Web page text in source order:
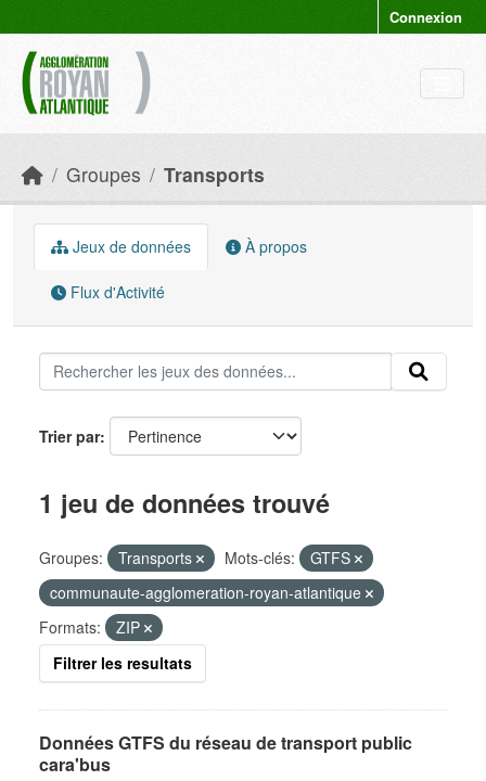
Connexion
Groupes Transports
Jeux de données À propos
Flux d'Activité
Trier par
1 jeu de données trouvé
Groupes: Transports Mots-clés:
GTFS
communaute-agglomeration-royan-atlantique
Formats:
ZIP
Filtrer les resultats
Données GTFS du réseau de transport public
cara'bus